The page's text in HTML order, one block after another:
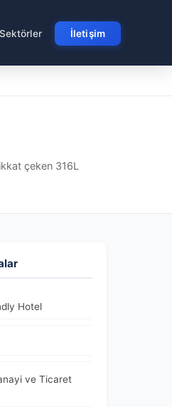
Sektörler İletişim
çeken 316L
Hotel
ve Ticaret